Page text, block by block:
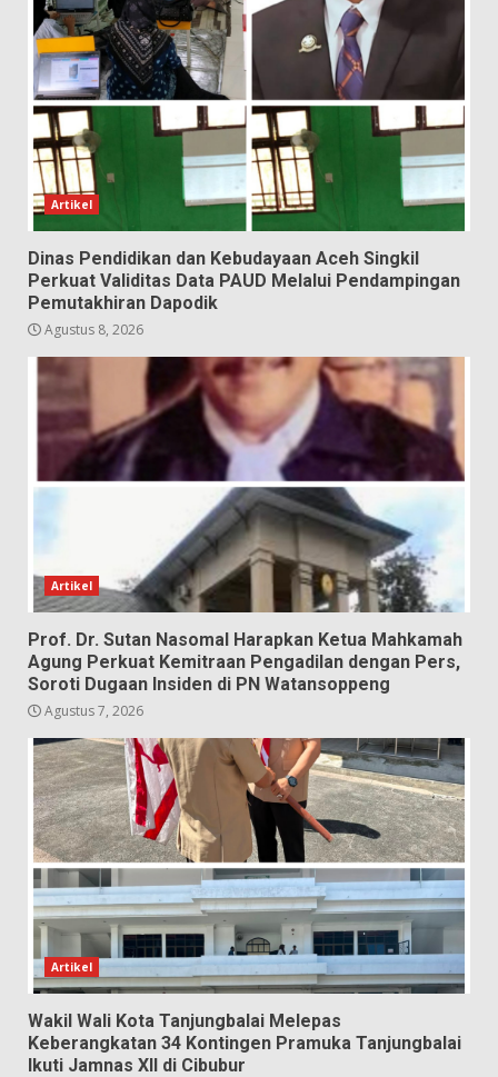
Artikel
Dinas Pendidikan dan Kebudayaan Aceh Singkil
Perkuat Validitas Data PAUD Melalui Pendampingan
Pemutakhiran Dapodik
Agustus 8, 2026
Artikel
Prof. Dr. Sutan Nasomal Harapkan Ketua Mahkamah
Agung Perkuat Kemitraan Pengadilan dengan Pers,
Soroti Dugaan Insiden di PN Watansoppeng
Agustus 7, 2026
Artikel
Wakil Wali Kota Tanjungbalai Melepas
Keberangkatan 34 Kontingen Pramuka Tanjungbalai
Ikuti Jamnas XII di Cibubur